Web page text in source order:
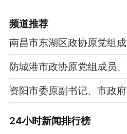
频道推荐
南昌市东湖区政协原党组
防城港市政协原党组成员
资阳市委原副书记、市政
24小时新闻排行榜